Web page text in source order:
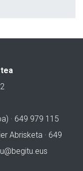
· 649 979 115
Abrisketa · 649